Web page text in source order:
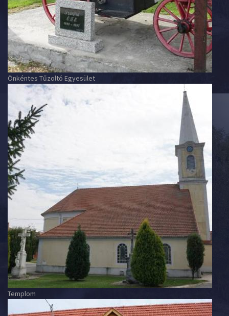
Önkéntes Tűzoltó Egyesület
Templom